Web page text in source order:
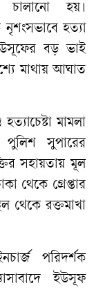
হয়।
নৃশংসভাবে হত্যা
বড় ভাই
মাথায় আঘাত
মামলা
সুপারের
সহায়তায় মূল
থেকে গ্রেপ্তার
থেকে রক্তমাখা
পরিদর্শক
ইউসূফ